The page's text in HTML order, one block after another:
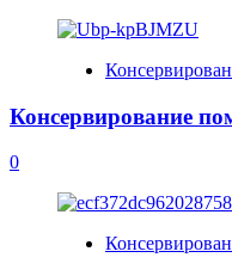
Консервирование
0